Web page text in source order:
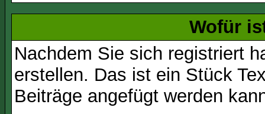
Wofür
Nachdem Sie sich registriert
erstellen. Das ist ein Stück
Beiträge angefügt werden